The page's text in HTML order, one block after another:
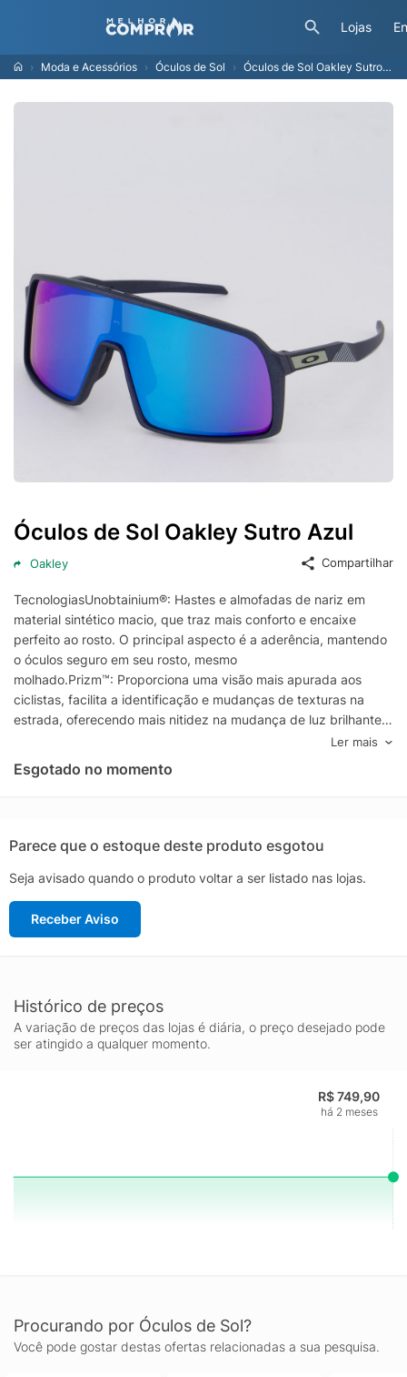
Lojas
Moda e Acessórios Óculos de Sol Óculos de Sol Oakley Sutro Azul
Óculos de Sol Oakley Sutro Azul
Oakley Compartilhar
TecnologiasUnobtainium®: Hastes e almofadas de nariz em
material sintético macio, que traz mais conforto e encaixe
perfeito ao rosto. O principal aspecto é a aderência, mantendo
o óculos seguro em seu rosto, mesmo
molhado.Prizm™: Proporciona uma visão mais apurada aos
ciclistas, facilita a identificação e mudanças de texturas na
estrada, oferecendo mais nitidez na mudança de luz brilhante
ou na sombra.Durabilidad: Maior durabilidade da sola exterior
graças à borracha altamente resistente que reduz o desgaste
causado pela abrasão, alongando a vida útil do
haste: 15 cmCor predominante: Azul-marinhoPeso
para: CiclismoCor da
lente: Azul Origem: ImportadaGênero: UnissexTamanho único
Ler mais
Esgotado no momento
Parece que o estoque deste produto esgotou
Seja avisado quando o produto voltar a ser listado nas lojas.
Receber Aviso
Histórico de preços
A variação de preços das lojas é diária, o preço desejado pode
ser atingido a qualquer momento.
R$ 749,90
há 2 meses
Procurando por Óculos de Sol?
Você pode gostar destas ofertas relacionadas a sua pesquisa.